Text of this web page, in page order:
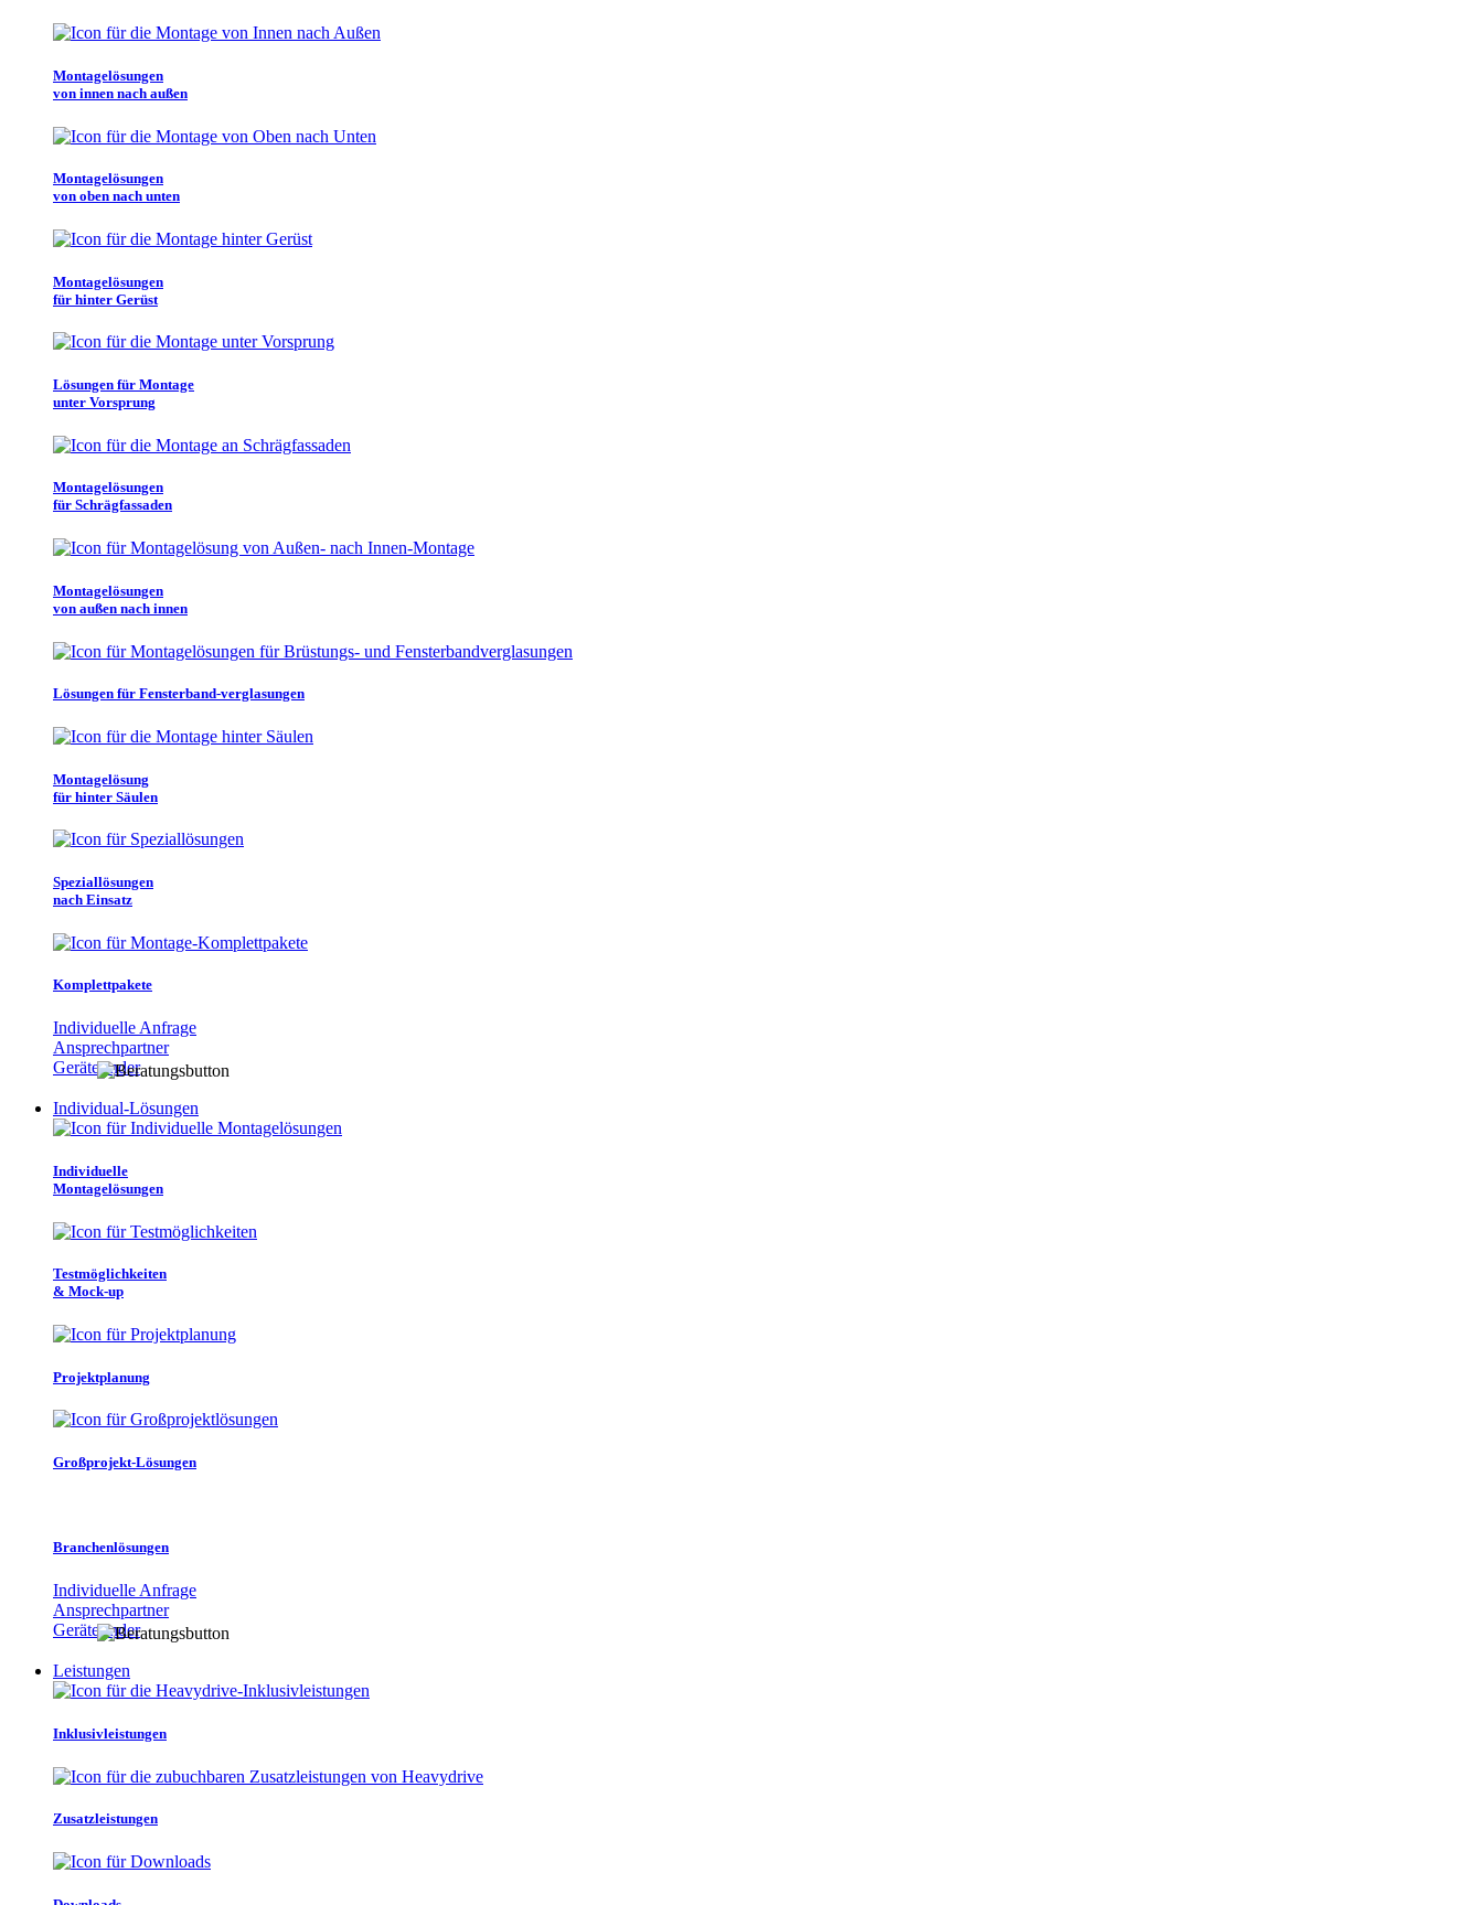
Montagelösungen
von innen nach außen
Montagelösungen
von oben nach unten
Montagelösungen
für hinter Gerüst
Lösungen für Montage
unter Vorsprung
Montagelösungen
für Schrägfassaden
Montagelösungen
von außen nach innen
Lösungen für Fensterband-verglasungen
Montagelösung
für hinter Säulen
Speziallösungen
nach Einsatz
Komplettpakete
Individuelle Anfrage
Ansprechpartner
Gerätefinder
Individual-Lösungen
Individuelle
Montagelösungen
Testmöglichkeiten
& Mock-up
Projektplanung
Großprojekt-Lösungen
Branchenlösungen
Individuelle Anfrage
Ansprechpartner
Gerätefinder
Leistungen
Inklusivleistungen
Zusatzleistungen